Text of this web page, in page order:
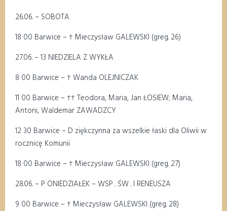
26.06. – SOBOTA
18 00 Barwice – † Mieczysław GALEWSKI (greg. 26)
27.06. – 13 NIEDZIELA Z WYKŁA
8 00 Barwice – † Wanda OLEJNICZAK
11 00 Barwice – †† Teodora, Maria, Jan ŁOSIEW; Maria,
Antoni, Waldemar ZAWADZCY
12 30 Barwice – D ziękczynna za wszelkie łaski dla Oliwii w
rocznicę Komunii
18 00 Barwice – † Mieczysław GALEWSKI (greg. 27)
28.06. – P ONIEDZIAŁEK – WSP . ŚW . I RENEUSZA
9 00 Barwice – † Mieczysław GALEWSKI (greg. 28)